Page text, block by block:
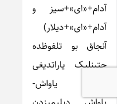
آدام+«ای»+سیز و
آدام+«ای»+دیلار)
آنجاق بو تلفوظده
چتینلیک یاراتدیغی
اوچون یاواش-